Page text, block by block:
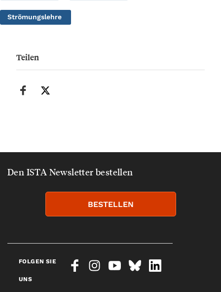
Strömungslehre
Teilen
Den ISTA Newsletter bestellen
BESTELLEN
FOLGEN SIE
UNS